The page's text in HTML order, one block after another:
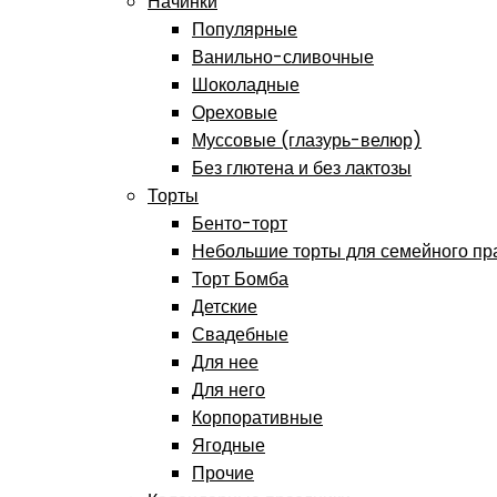
Популярные
Ванильно-сливочные
Шоколадные
Ореховые
Муссовые (глазурь-велюр)
Без глютена и без лактозы
Торты
Бенто-торт
Небольшие торты для семейного
Торт Бомба
Детские
Свадебные
Для нее
Для него
Корпоративные
Ягодные
Прочие